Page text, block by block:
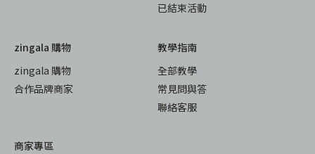
已結束活動
zingala 購物
zingala 購物
合作品牌商家
教學指南
全部教學
常見問與答
聯絡客服
商家專區